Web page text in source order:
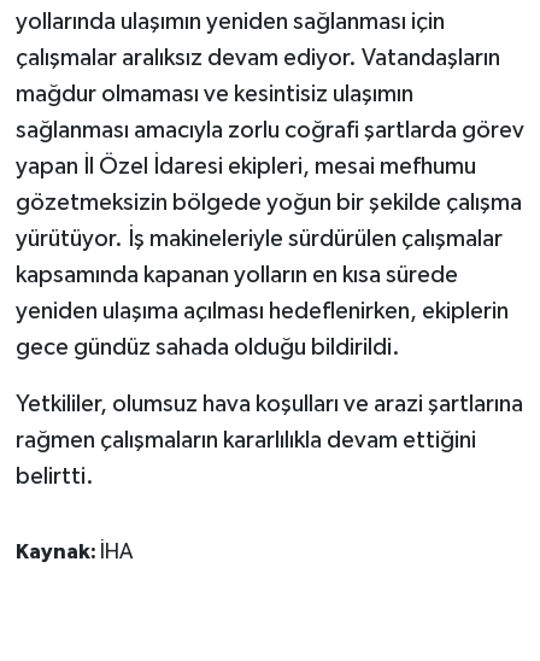
yollarında ulaşımın yeniden sağlanması için
çalışmalar aralıksız devam ediyor. Vatandaşların
mağdur olmaması ve kesintisiz ulaşımın
sağlanması amacıyla zorlu coğrafi şartlarda görev
yapan İl Özel İdaresi ekipleri, mesai mefhumu
gözetmeksizin bölgede yoğun bir şekilde çalışma
yürütüyor. İş makineleriyle sürdürülen çalışmalar
kapsamında kapanan yolların en kısa sürede
yeniden ulaşıma açılması hedeflenirken, ekiplerin
gece gündüz sahada olduğu bildirildi.
Yetkililer, olumsuz hava koşulları ve arazi şartlarına
rağmen çalışmaların kararlılıkla devam ettiğini
belirtti.
Kaynak: İHA